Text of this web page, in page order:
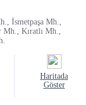
İsmetpaşa Mh.,
Kıratlı Mh.,
Haritada
Göster